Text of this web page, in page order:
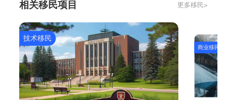
动力短缺。开发人员包括网页开发、Cloud、Java、
Python等。其中，像前端开发人员一样，基本入门级岗
位的工资是64k~84k，而高级岗位的工资是90k~155K。
众所周知，科技人员在移民中占有很大优势。
三、电气工程师
电气工程师需要具备设计、分析和维护电气系统的能
力。加拿大有大量的设施由工程师建造和测试，电气工
相关移民项目 更多移民>
技术移民
商业移民